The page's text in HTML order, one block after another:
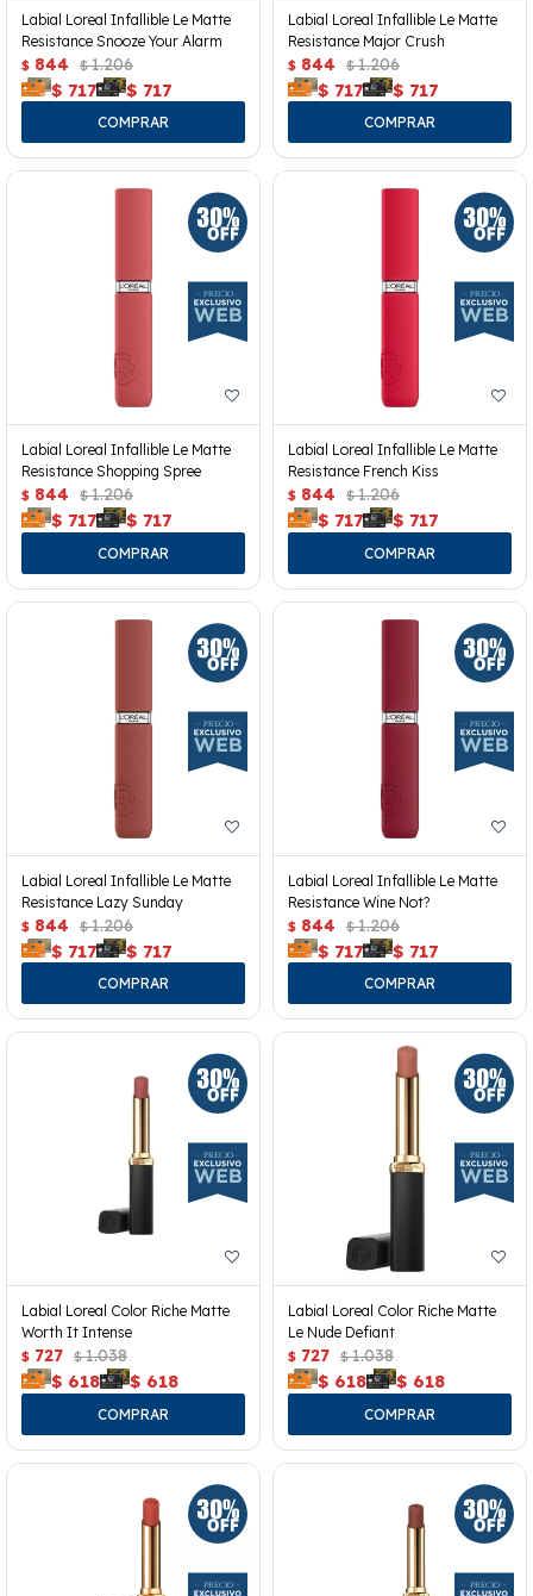
Labial Loreal Infallible Le Matte
Resistance Snooze Your Alarm
$ 844 $ 1.206
$ 717 $ 717
Labial Loreal Infallible Le Matte
Resistance Major Crush
$ 844 $ 1.206
$ 717 $ 717
Labial Loreal Infallible Le Matte
Resistance Shopping Spree
$ 844 $ 1.206
$ 717 $ 717
Labial Loreal Infallible Le Matte
Resistance French Kiss
$ 844 $ 1.206
$ 717 $ 717
Labial Loreal Infallible Le Matte
Resistance Lazy Sunday
$ 844 $ 1.206
$ 717 $ 717
Labial Loreal Infallible Le Matte
Resistance Wine Not?
$ 844 $ 1.206
$ 717 $ 717
Labial Loreal Color Riche Matte
Worth It Intense
$ 727 $ 1.038
$ 618 $ 618
Labial Loreal Color Riche Matte
Le Nude Defiant
$ 727 $ 1.038
$ 618 $ 618